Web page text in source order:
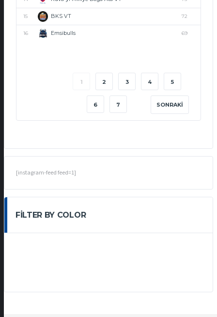
15 BKS VT 72
16 Emsibulls 69
1 2 3 4 5
6 7 SONRAKI
[instagram-feed feed=1]
FILTER BY COLOR